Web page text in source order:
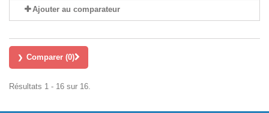
Ajouter au comparateur
Comparer (0)
Résultats 1 - 16 sur 16.